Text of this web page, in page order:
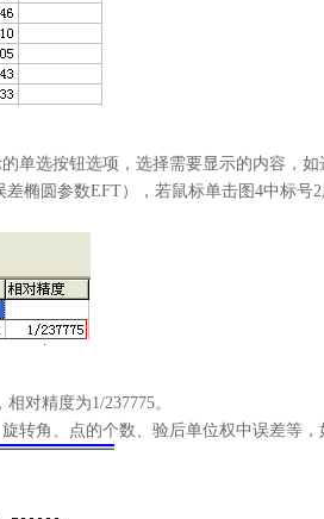
单选按钮选项，选择需要显示的内容，如
椭圆参数EFT），若鼠标单击图4中标号
对精度为1/237775。
角、点的个数、验后单位权中误差等，